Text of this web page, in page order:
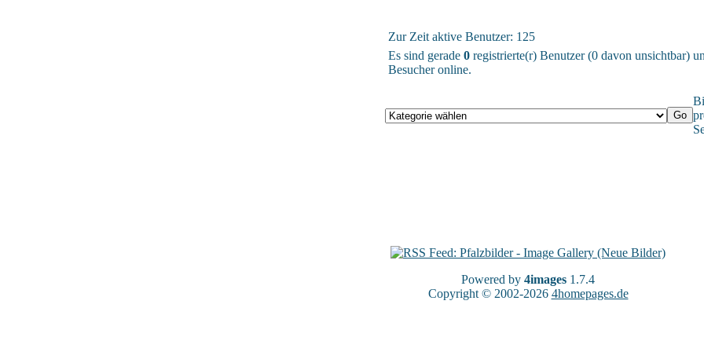
Zur Zeit aktive Benutzer: 125
Es sind gerade 0 registrierte(r) Benutzer (0 davon unsichtbar)
Besucher online.
Powered by 4images 1.7.4
Copyright © 2002-2026 4homepages.de